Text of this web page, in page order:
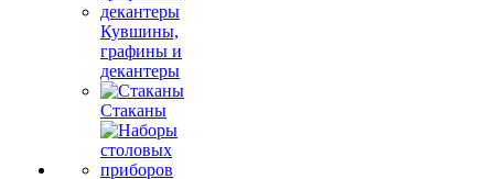
Кувшины,
графины и
декантеры
Стаканы